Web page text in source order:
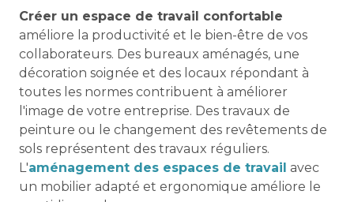
Créer un espace de travail confortable
améliore la productivité et le bien-être de vos
collaborateurs. Des bureaux aménagés, une
décoration soignée et des locaux répondant à
toutes les normes contribuent à améliorer
l'image de votre entreprise. Des travaux de
peinture ou le changement des revêtements de
sols représentent des travaux réguliers.
L'aménagement des espaces de travail avec
un mobilier adapté et ergonomique améliore le